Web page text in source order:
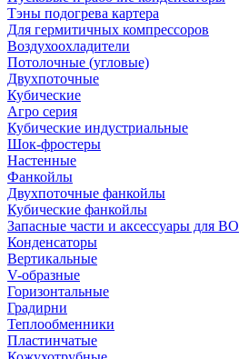
Тэны подогрева картера
Для гермитичных компрессоров
Воздухоохладители
Потолочные (угловые)
Двухпоточные
Кубические
Агро серия
Кубические индустриальные
Шок-фростеры
Настенные
Фанкойлы
Двухпоточные фанкойлы
Кубические фанкойлы
Запасные части и аксессуары для ВО
Конденсаторы
Вертикальные
V-образные
Горизонтальные
Градирни
Теплообменники
Пластинчатые